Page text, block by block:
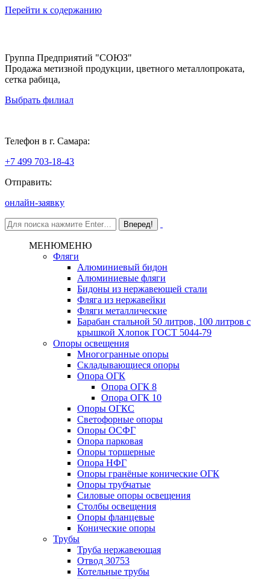
Перейти к содержанию
Группа Предприятий "СОЮЗ"
Продажа метизной продукции, цветного металлопроката,
сетка рабица,
Выбрать филиал
Телефон в г. Самара:
+7 499 703-18-43
Отправить:
онлайн-заявку
МЕНЮМЕНЮ
Фляги
Алюминиевый бидон
Алюминиевые фляги
Бидоны из нержавеющей стали
Фляга из нержавейки
Фляги металлические
Барабан стальной 50 литров, 100 литров с
крышкой Хлопок ГОСТ 5044-79
Опоры освещения
Многогранные опоры
Складывающиеся опоры
Опора ОГК
Опора ОГК 8
Опора ОГК 10
Опоры ОГКС
Светофорные опоры
Опоры ОСФГ
Опора парковая
Опоры торшерные
Опора НФГ
Опоры гранёные конические ОГК
Опоры трубчатые
Силовые опоры освещения
Столбы освещения
Опоры фланцевые
Конические опоры
Трубы
Труба нержавеющая
Отвод 30753
Котельные трубы